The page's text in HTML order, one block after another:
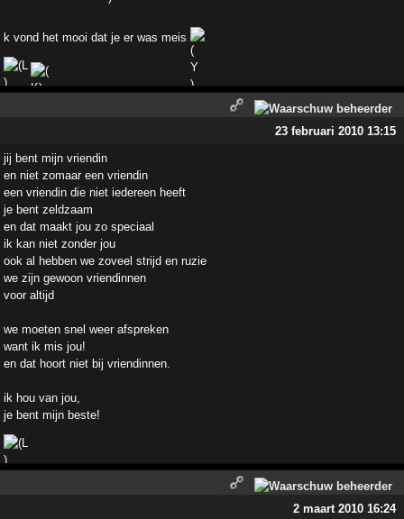
k vond het mooi dat je er was meis
23 februari 2010 13:15
jij bent mijn vriendin
en niet zomaar een vriendin
een vriendin die niet iedereen heeft
je bent zeldzaam
en dat maakt jou zo speciaal
ik kan niet zonder jou
ook al hebben we zoveel strijd en ruzie
we zijn gewoon vriendinnen
voor altijd
we moeten snel weer afspreken
want ik mis jou!
en dat hoort niet bij vriendinnen.
ik hou van jou,
je bent mijn beste!
2 maart 2010 16:24